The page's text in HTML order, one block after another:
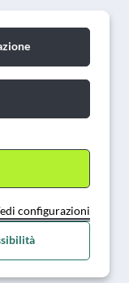
configurazioni